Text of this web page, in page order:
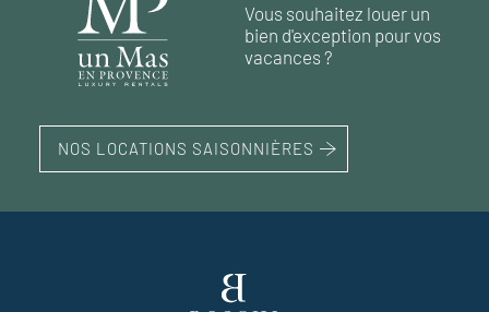
Vous souhaitez louer un
bien d'exception pour vos
vacances ?
NOS LOCATIONS SAISONNIÈRES